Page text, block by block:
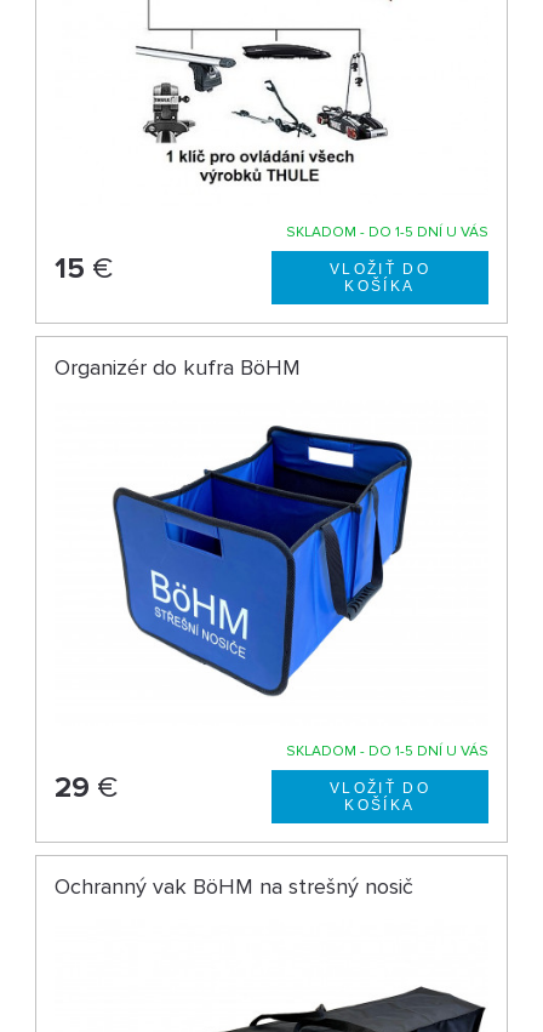
SKLADOM - DO 1-5 DNÍ U VÁS
15 €
Organizér do kufra BöHM
SKLADOM - DO 1-5 DNÍ U VÁS
29 €
Ochranný vak BöHM na strešný nosič